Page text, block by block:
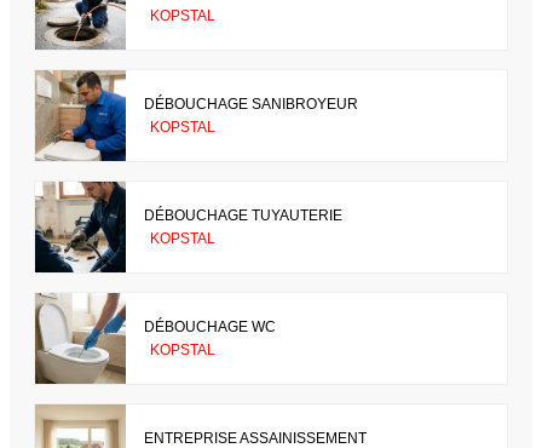
KOPSTAL
DÉBOUCHAGE SANIBROYEUR
KOPSTAL
DÉBOUCHAGE TUYAUTERIE
KOPSTAL
DÉBOUCHAGE WC
KOPSTAL
ENTREPRISE ASSAINISSEMENT